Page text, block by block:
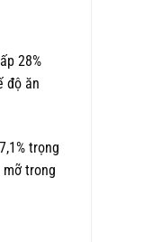
28%
độ ăn
trọng
trong